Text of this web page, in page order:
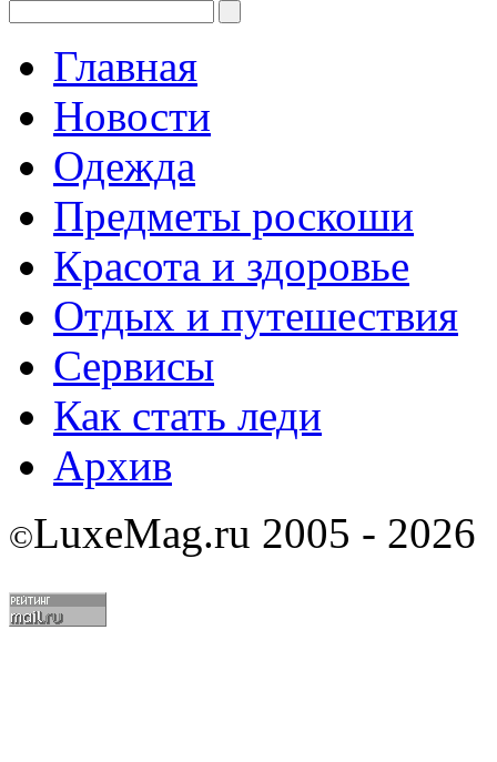
Главная
Новости
Одежда
Предметы роскоши
Красота и здоровье
Отдых и путешествия
Сервисы
Как стать леди
Архив
©LuxeMag.ru 2005 - 2026